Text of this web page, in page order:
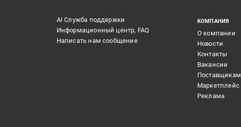
AI Служба поддержки
Информационный центр, FAQ
Написать нам сообщение
КОМПАНИЯ
О компании
Новости
Контакты
Вакансии
Поставщикам
Маркетплейс
Реклама